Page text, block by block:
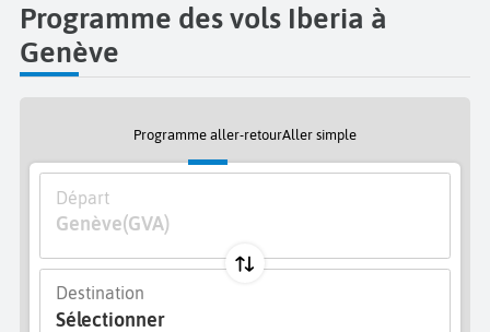
Programme des vols Iberia à
Genève
Programme aller-retourAller simple
Départ
Genève(GVA)
Destination
Sélectionner